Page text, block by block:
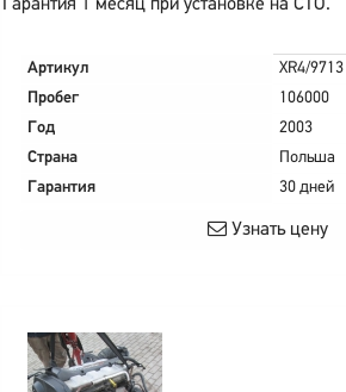
Гарантия 1 месяц при установке на СТО.
Артикул
XR4/9713
Пробег
106000
Год
2003
Страна
Польша
Гарантия
30 дней
Узнать цену